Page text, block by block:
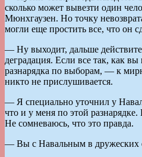
сколько может вывезти один
Мюнхгаузен. Но точку
могли еще простить все, что он
— Ну выходит, дальше
деградация. Если все так, как
разнарядка по выборам, — к
никто не прислушивается.
— Я специально уточнил у
что и у меня по этой
Не сомневаюсь, что это правда.
— Вы с Навальным в дружеских